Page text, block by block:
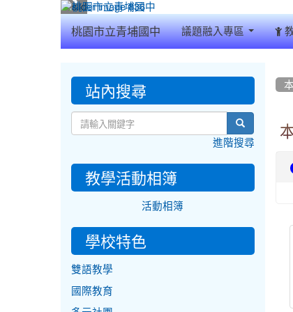
桃園市立青埔國中 議題融入專區
::: 站內搜尋
search
進階搜尋
教學活動相簿
活動相簿
學校特色
雙語教學
國際教育